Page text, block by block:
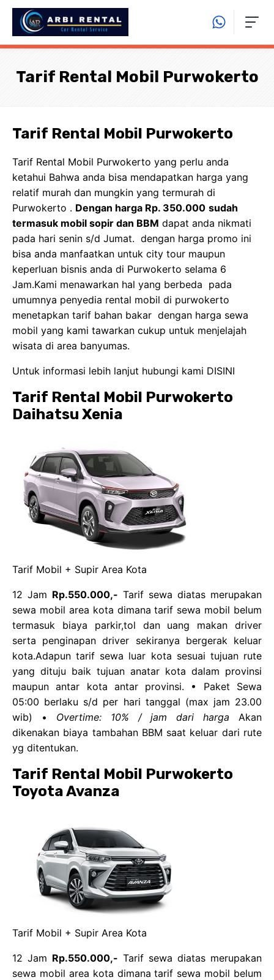
Langsung
Tarif Rental Mobil Purwokerto
Tarif Rental Mobil Purwokerto
Tarif Rental Mobil Purwokerto yang perlu anda
ketahui Bahwa anda bisa mendapatkan harga yang
relatif murah dan mungkin yang termurah di
Purwokerto . Dengan harga Rp. 350.000 sudah
termasuk mobil sopir dan BBM dapat anda nikmati
pada hari senin s/d Jumat. dengan harga promo ini
bisa anda manfaatkan untuk city tour maupun
keperluan bisnis anda di Purwokerto selama 6
Jam.Kami menawarkan hal yang berbeda pada
umumnya penyedia rental mobil di purwokerto
menetapkan tarif bahan bakar dengan harga sewa
mobil yang kami tawarkan cukup untuk menjelajah
wisata di area banyumas.
Untuk informasi lebih lanjut hubungi kami DISINI
Tarif Rental Mobil Purwokerto
Daihatsu Xenia
Tarif Mobil + Supir Area Kota
12 Jam Rp.550.000,- Tarif sewa diatas merupakan
sewa mobil area kota dimana tarif sewa mobil belum
termasuk biaya parkir,tol dan uang makan driver
serta penginapan driver sekiranya bergerak keluar
kota.Adapun tarif sewa luar kota sesuai tujuan rute
yang dituju baik tujuan anatar kota dalam provinsi
maupun antar kota antar provinsi. • Paket Sewa
05:00 berlaku s/d per hari tanggal (max jam 23.00
wib) • Overtime: 10% / jam dari harga Akan
dikenakan biaya tambahan BBM saat keluar dari rute
yg ditentukan.
Tarif Rental Mobil Purwokerto
Toyota Avanza
Tarif Mobil + Supir Area Kota
12 Jam Rp.550.000,- Tarif sewa diatas merupakan
sewa mobil area kota dimana tarif sewa mobil belum